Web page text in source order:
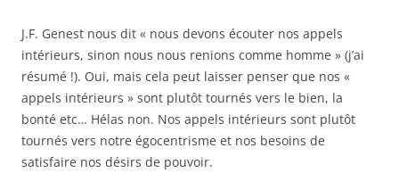
J.F. Genest nous dit « nous devons écouter nos appels
intérieurs, sinon nous nous renions comme homme » (j’ai
résumé !). Oui, mais cela peut laisser penser que nos «
appels intérieurs » sont plutôt tournés vers le bien, la
bonté etc… Hélas non. Nos appels intérieurs sont plutôt
tournés vers notre égocentrisme et nos besoins de
satisfaire nos désirs de pouvoir.